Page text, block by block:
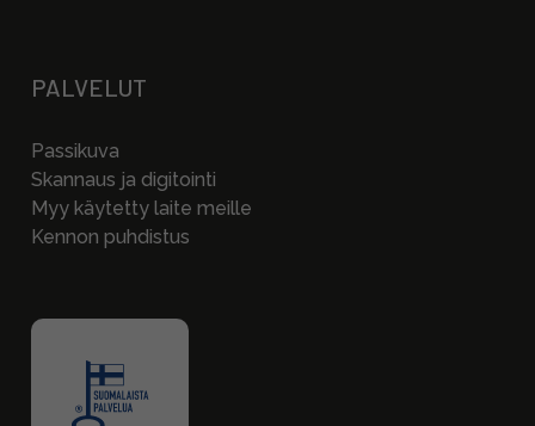
PALVELUT
Passikuva
Skannaus ja digitointi
Myy käytetty laite meille
Kennon puhdistus